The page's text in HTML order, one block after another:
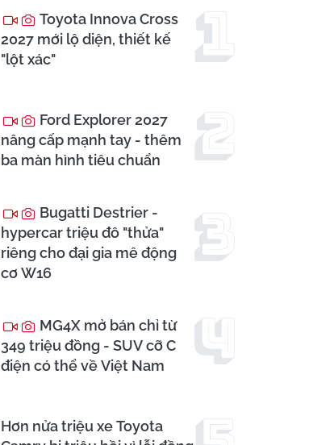
Toyota Innova Cross
2027 mới lộ diện, thiết kế
"lột xác"
Ford Explorer 2027
nâng cấp mạnh tay - thêm
ba màn hình tiêu chuẩn
Bugatti Destrier -
hypercar triệu đô "thửa"
riêng cho đại gia mê động
cơ W16
MG4X mở bán chỉ từ
349 triệu đồng - SUV cỡ C
điện có thể về Việt Nam
Hơn nửa triệu xe Toyota